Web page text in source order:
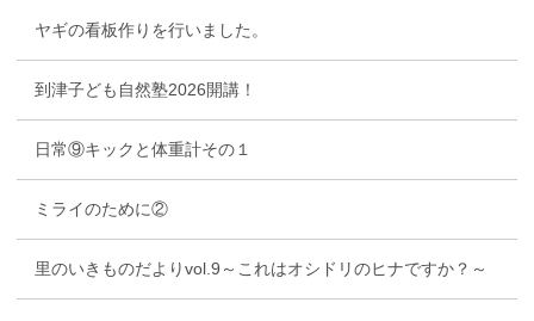
ヤギの看板作りを行いました。
到津子ども自然塾2026開講！
日常⑨キックと体重計その１
ミライのために②
里のいきものだよりvol.9～これはオシドリのヒナですか？～